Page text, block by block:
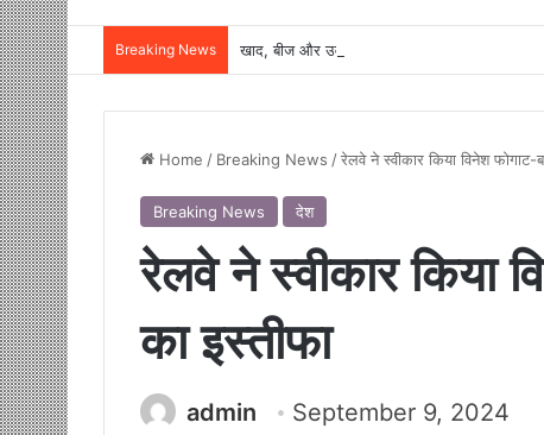
Breaking News
Home / Breaking News /रेलवे ने स्वीकार किया विनेश फोगाट-
Breaking News देश
रेलवे ने स्वीकार किया
का इस्तीफा
admin September 9, 2024